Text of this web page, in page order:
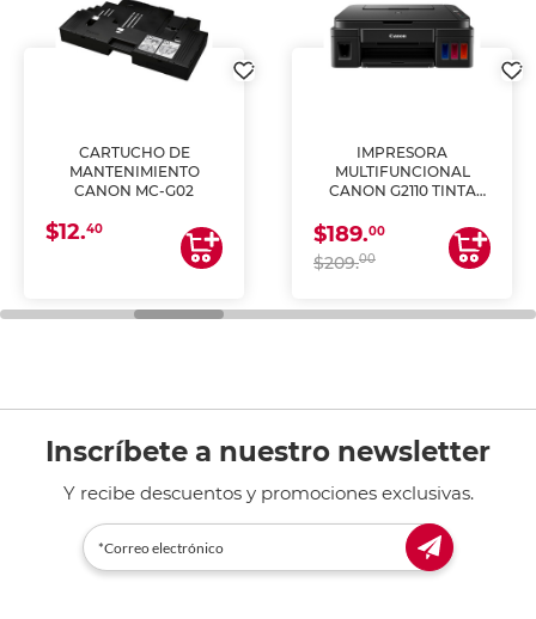
CARTUCHO DE
MANTENIMIENTO
CANON MC-G02
$12.40
IMPRESORA
MULTIFUNCIONAL
CANON G2110 TINTA
$189.00
$209.00
Inscríbete a nuestro newsletter
Y recibe descuentos y promociones exclusivas.